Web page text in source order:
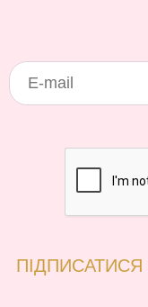
ПІДПИСАТИСЯ